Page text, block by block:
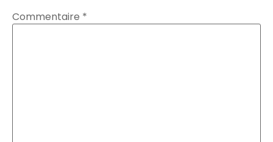
Commentaire *